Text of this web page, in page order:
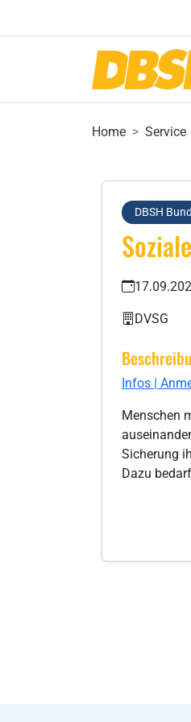
Home Service
DBSH Bund
DVSG
Infos |
Menschen
Sicherung
Dazu